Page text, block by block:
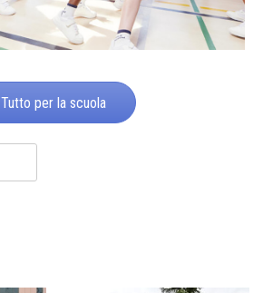
Tutto per la scuola